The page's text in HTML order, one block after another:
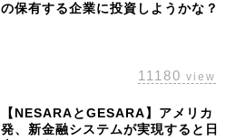
の保有する企業に投資しようかな？
11180 view
【NESARAとGESARA】アメリカ
発、新金融システムが実現すると日